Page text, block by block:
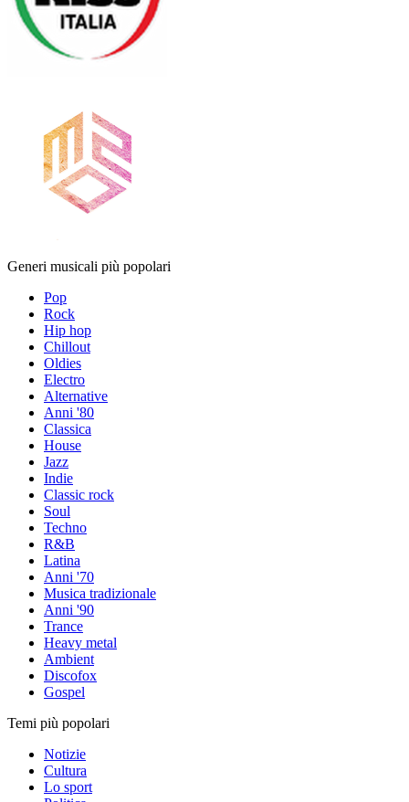
Generi musicali più popolari
Pop
Rock
Hip hop
Chillout
Oldies
Electro
Alternative
Anni '80
Classica
House
Jazz
Indie
Classic rock
Soul
Techno
R&B
Latina
Anni '70
Musica tradizionale
Anni '90
Trance
Heavy metal
Ambient
Discofox
Gospel
Temi più popolari
Notizie
Cultura
Lo sport